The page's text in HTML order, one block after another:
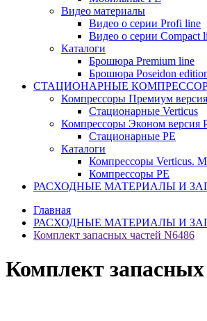
Видео материалы
Видео о серии Profi line
Видео о серии Compact
Каталоги
Брошюра Premium line
Брошюра Poseidon
СТАЦИОНАРНЫЕ
Компрессоры Премиум
Стационарные Verticus
Компрессоры Эконом версия
Стационарные PE
Каталоги
Компрессоры Verticus.
Компрессоры PE
РАСХОДНЫЕ МАТЕРИАЛЫ И
Главная
РАСХОДНЫЕ МАТЕРИАЛЫ И
Комплект запасных частей N6486
Комплект запасных